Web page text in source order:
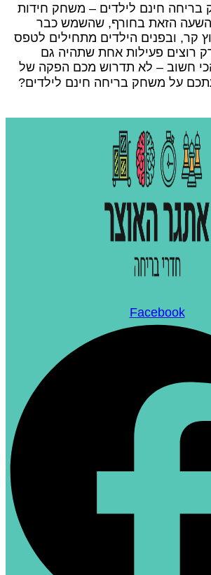
חינם לילדים – משחק חידות
הזאת בחורף, שהשמש כבר
ובפנים הילדים מתחילים לטפס
רוצים פעילות אחת שתהיה גם
חשוב – לא תדרוש מכם הפקה של
על משחק בריחה חינם לילדים?
Facebook